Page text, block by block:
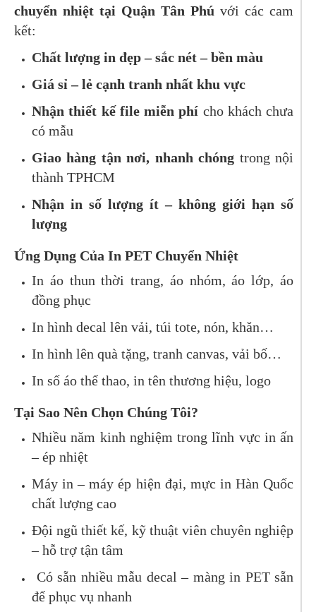
chuyển nhiệt tại Quận Tân Phú với các cam
kết:
Chất lượng in đẹp – sắc nét – bền màu
Giá sỉ – lẻ cạnh tranh nhất khu vực
Nhận thiết kế file miễn phí cho khách chưa
có mẫu
Giao hàng tận nơi, nhanh chóng trong nội
thành TPHCM
Nhận in số lượng ít – không giới hạn số
lượng
Ứng Dụng Của In PET Chuyển Nhiệt
In áo thun thời trang, áo nhóm, áo lớp, áo
đồng phục
In hình decal lên vải, túi tote, nón, khăn…
In hình lên quà tặng, tranh canvas, vải bố…
In số áo thể thao, in tên thương hiệu, logo
Tại Sao Nên Chọn Chúng Tôi?
Nhiều năm kinh nghiệm trong lĩnh vực in ấn
– ép nhiệt
Máy in – máy ép hiện đại, mực in Hàn Quốc
chất lượng cao
Đội ngũ thiết kế, kỹ thuật viên chuyên nghiệp
– hỗ trợ tận tâm
Có sẵn nhiều mẫu decal – màng in PET sẵn
để phục vụ nhanh